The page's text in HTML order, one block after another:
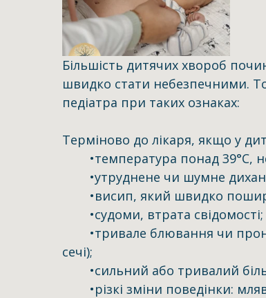
Більшість дитячих хвороб
швидко стати небезпечними.
педіатра при таких ознаках:
Терміново до лікаря, якщо у
•температура понад 39°C,
•утруднене чи шумне
•висип, який швидко
	•судоми, втрата свідомості;
сечі);
•сильний або тривалий
•різкі зміни поведінки: